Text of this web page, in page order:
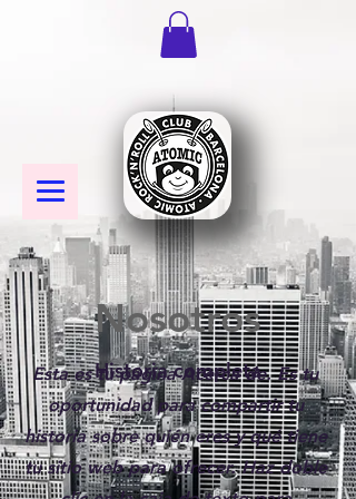
Nosotros
Historia completa
Esta es tu página Acerca de. Es tu
oportunidad para compartir tu
historia sobre quién eres y qué tiene
tu sitio web para ofrecer. Haz doble